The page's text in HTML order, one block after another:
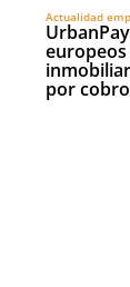
Actualidad
europeos
por cobro